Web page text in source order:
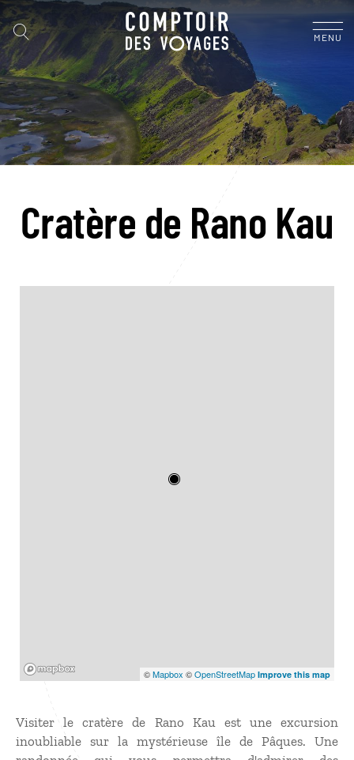
MENU
Cratère de Rano Kau
©Mapbox ©OpenStreetMap Improve this map
Visiter le cratère de Rano Kau est une excursion
inoubliable sur la mystérieuse île de Pâques. Une